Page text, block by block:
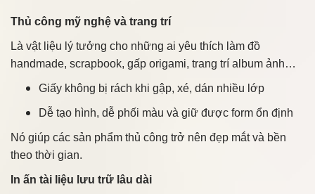
Thủ công mỹ nghệ và trang trí
Là vật liệu lý tưởng cho những ai yêu thích làm đồ
handmade, scrapbook, gấp origami, trang trí album ảnh…
Giấy không bị rách khi gập, xé, dán nhiều lớp
Dễ tạo hình, dễ phối màu và giữ được form ổn định
Nó giúp các sản phẩm thủ công trở nên đẹp mắt và bền
theo thời gian.
In ấn tài liệu lưu trữ lâu dài